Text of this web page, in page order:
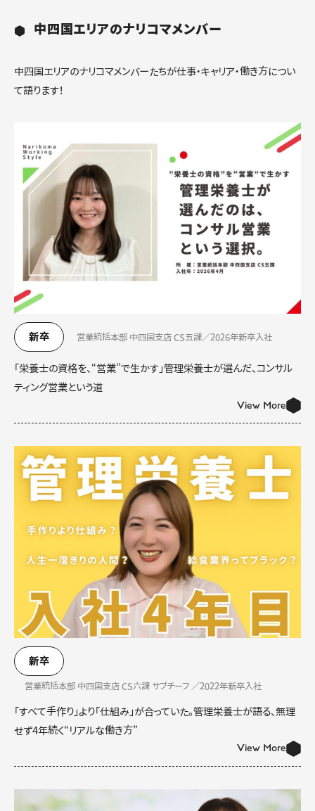
中四国エリアのナリコマメンバー
中四国エリアのナリコマメンバーたちが仕事・キャリア・働き方につい
て語ります！
新卒 営業統括本部 中四国支店 CS五課／2026年新卒入社
「栄養士の資格を、“営業”で生かす」管理栄養士が選んだ、コンサル
ティング営業という道
View More
新卒
営業統括本部 中四国支店 CS六課 サブチーフ ／2022年新卒入社
「すべて手作り」より「仕組み」が合っていた。管理栄養士が語る、無理
せず4年続く“リアルな働き方”
View More